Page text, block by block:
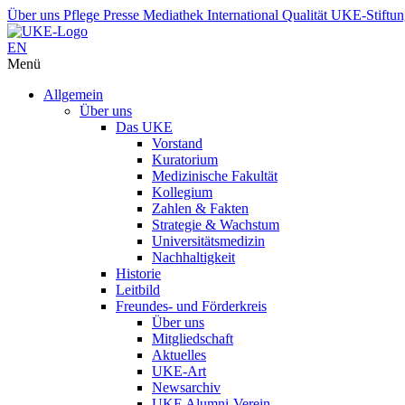
Über uns Pflege Presse Mediathek International Qualität UKE-
EN
Menü
Allgemein
Über uns
Das UKE
Vorstand
Kuratorium
Medizinische Fakultät
Kollegium
Zahlen & Fakten
Strategie & Wachstum
Universitätsmedizin
Nachhaltigkeit
Historie
Leitbild
Freundes- und Förderkreis
Über uns
Mitgliedschaft
Aktuelles
UKE-Art
Newsarchiv